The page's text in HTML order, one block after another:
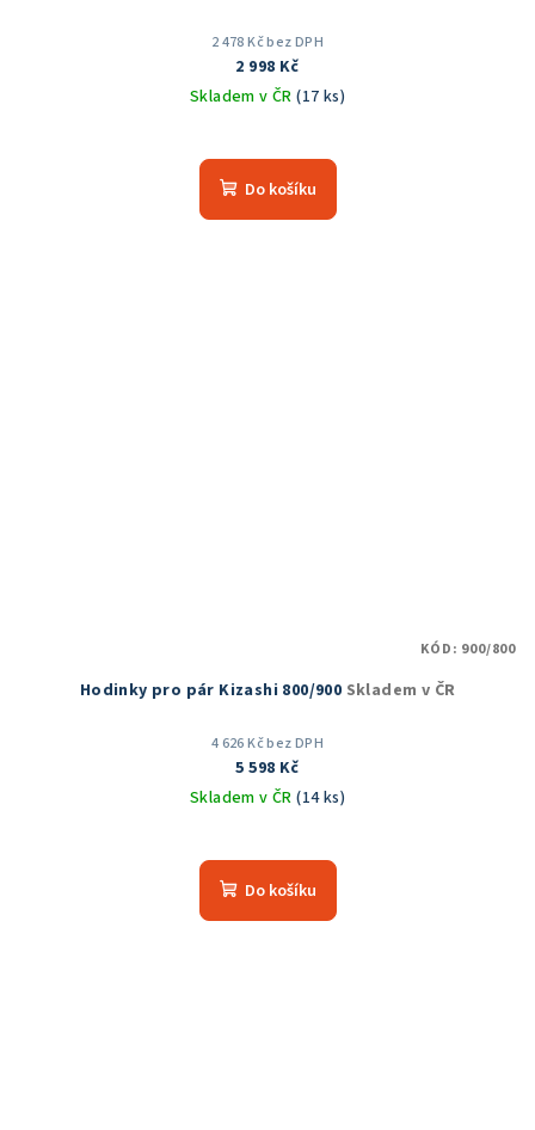
2 478 Kč bez DPH
2 998 Kč
Skladem v ČR(17 ks)
hodnocení
produktu
Do košíku
Hodinky pro pár Kizashi 800/900 Skladem v ČR
4 626 Kč bez DPH
5 598 Kč
Skladem v ČR(14 ks)
hodnocení
produktu
Do košíku
KÓD: 900/800